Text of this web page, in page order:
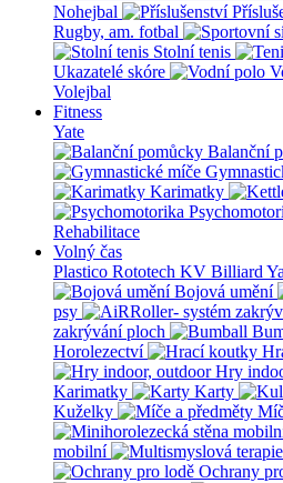
Nohejbal
Rugby, am. fotbal
Stolní tenis
Ukazatelé skóre
Volejbal
Fitness
Yate
Balanční
Karimatky
Rehabilitace
Volný čas
Plastico Rototech KV Billiard
Bojová umění
psy
zakrývání ploch
Horolezectví
Hry
Karimatky
Karty
Kuželky
mobilní
Ochrany